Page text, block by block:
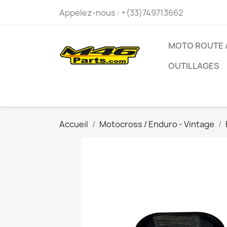
Appelez-nous : +(33)749713662
MOTO ROUTE
OUTILLAGES
Accueil Motocross / Enduro - Vintage